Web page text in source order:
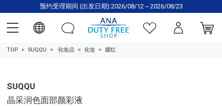
预约受理期间 (出发日期):2026/08/12～2026/08/23
TOP SUQQU 化妆品 化妆 腮红
SUQQU
晶采润色面部颜彩液